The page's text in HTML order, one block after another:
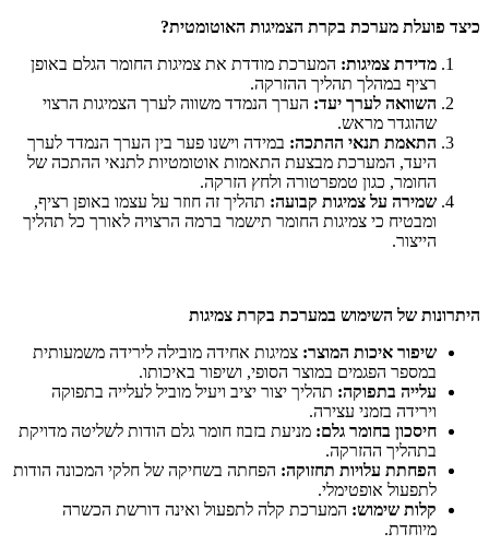
כיצד פועלת מערכת בקרת הצמיגות האוטומטית?
מדידת צמיגות: המערכת מודדת את צמיגות החומר הגלם באופן
רציף במהלך תהליך ההזרקה.
השוואה לערך יעד: הערך הנמדד משווה לערך הצמיגות הרצוי
שהוגדר מראש.
התאמת תנאי ההתכה: במידה וישנו פער בין הערך הנמדד לערך
היעד, המערכת מבצעת התאמות אוטומטיות לתנאי ההתכה של
החומר, כגון טמפרטורה ולחץ הזרקה.
שמירה על צמיגות קבועה: תהליך זה חוזר על עצמו באופן רציף,
ומבטיח כי צמיגות החומר תישמר ברמה הרצויה לאורך כל תהליך
הייצור.
היתרונות של השימוש במערכת בקרת צמיגות
שיפור איכות המוצר: צמיגות אחידה מובילה לירידה משמעותית
במספר הפגמים במוצר הסופי, ושיפור באיכותו.
עלייה בתפוקה: תהליך יצור יציב ויעיל מוביל לעלייה בתפוקה
וירידה בזמני עצירה.
חיסכון בחומר גלם: מניעת בזבוז חומר גלם הודות לשליטה מדויקת
בתהליך ההזרקה.
הפחתת עלויות תחזוקה: הפחתה בשחיקה של חלקי המכונה הודות
לתפעול אופטימלי.
קלות שימוש: המערכת קלה לתפעול ואינה דורשת הכשרה
מיוחדת.